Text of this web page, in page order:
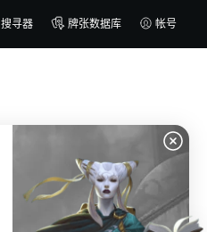
搜寻器 牌张数据库 帐号